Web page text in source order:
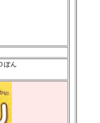
ぽん